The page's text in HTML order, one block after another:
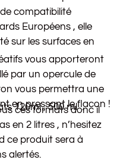
compatibilité
Européens , elle
sur les surfaces en
vous apporteront
par un opercule de
vous permettra une
en pressant le flacon !
120ml , 500 ml .
ces formats donc il
en 2 litres , n’hesitez
ce produit sera à
alertés.